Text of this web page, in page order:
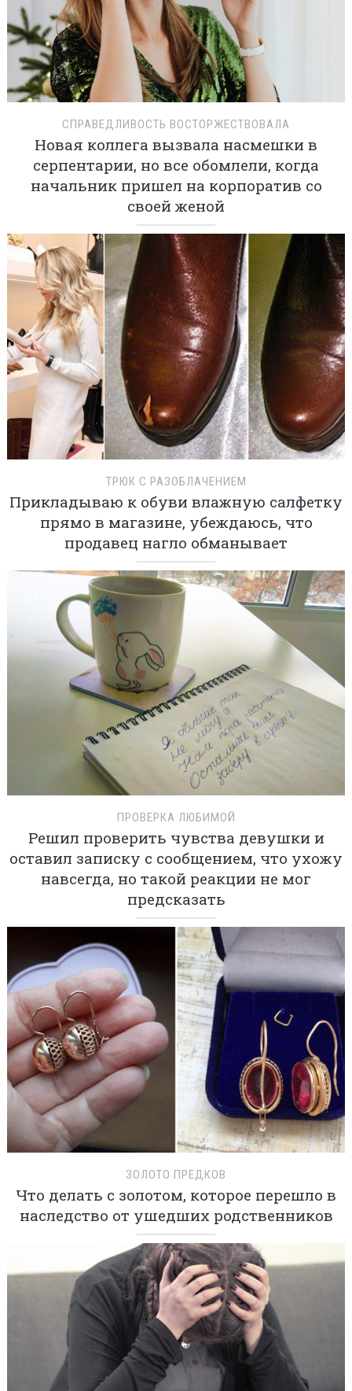
СПРАВЕДЛИВОСТЬ ВОСТОРЖЕСТВОВАЛА
Новая коллега вызвала насмешки в
серпентарии, но все обомлели, когда
начальник пришел на корпоратив со
своей женой
ТРЮК С РАЗОБЛАЧЕНИЕМ
Прикладываю к обуви влажную салфетку
прямо в магазине, убеждаюсь, что
продавец нагло обманывает
ПРОВЕРКА ЛЮБИМОЙ
Решил проверить чувства девушки и
оставил записку с сообщением, что ухожу
навсегда, но такой реакции не мог
предсказать
ЗОЛОТО ПРЕДКОВ
Что делать с золотом, которое перешло в
наследство от ушедших родственников